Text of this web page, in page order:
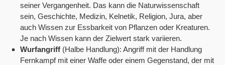
seiner Vergangenheit. Das kann die Naturwissenschaft
sein, Geschichte, Medizin, Kelnetik, Religion, Jura, aber
auch Wissen zur Essbarkeit von Pflanzen oder Kreaturen.
Je nach Wissen kann der Zielwert stark variieren.
Wurfangriff (Halbe Handlung): Angriff mit der Handlung
Fernkampf mit einer Waffe oder einem Gegenstand, der mit